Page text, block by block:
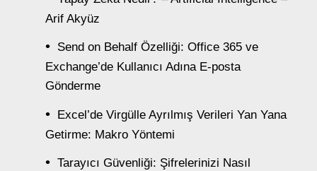
Arif Akyüz
Send on Behalf Özelliği: Office 365 ve
Exchange’de Kullanıcı Adına E-posta
Gönderme
Excel’de Virgülle Ayrılmış Verileri Yan Yana
Getirme: Makro Yöntemi
Tarayıcı Güvenliği: Şifrelerinizi Nasıl